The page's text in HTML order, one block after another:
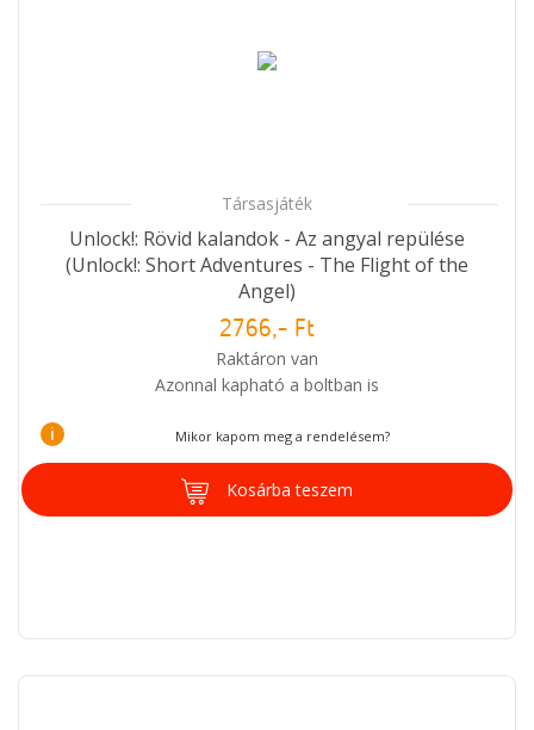
Társasjáték
Unlock!: Rövid kalandok - Az angyal repülése
(Unlock!: Short Adventures - The Flight of the
Angel)
2766,- Ft
Raktáron van
Azonnal kapható a boltban is
i Mikor kapom meg a rendelésem?
Kosárba teszem